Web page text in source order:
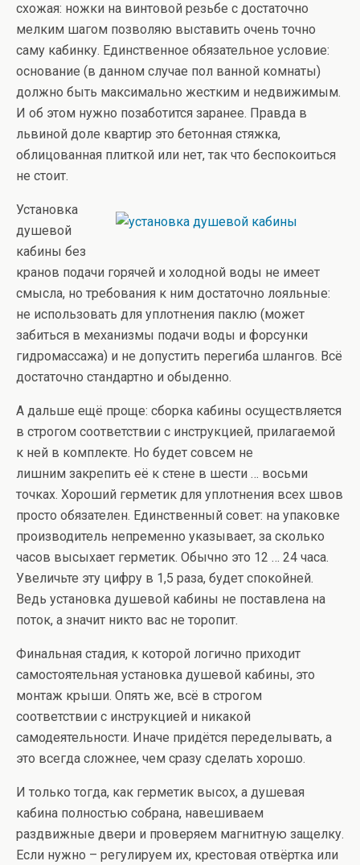
схожая: ножки на винтовой резьбе с достаточно
мелким шагом позволяю выставить очень точно
саму кабинку. Единственное обязательное условие:
основание (в данном случае пол ванной комнаты)
должно быть максимально жестким и недвижимым.
И об этом нужно позаботится заранее. Правда в
львиной доле квартир это бетонная стяжка,
облицованная плиткой или нет, так что беспокоиться
не стоит.
Установка
душевой
кабины без
кранов подачи горячей и холодной воды не имеет
смысла, но требования к ним достаточно лояльные:
не использовать для уплотнения паклю (может
забиться в механизмы подачи воды и форсунки
гидромассажа) и не допустить перегиба шлангов. Всё
достаточно стандартно и обыденно.
А дальше ещё проще: сборка кабины осуществляется
в строгом соответствии с инструкцией, прилагаемой
к ней в комплекте. Но будет совсем не
лишним закрепить её к стене в шести … восьми
точках. Хороший герметик для уплотнения всех швов
просто обязателен. Единственный совет: на упаковке
производитель непременно указывает, за сколько
часов высыхает герметик. Обычно это 12 … 24 часа.
Увеличьте эту цифру в 1,5 раза, будет спокойней.
Ведь установка душевой кабины не поставлена на
поток, а значит никто вас не торопит.
Финальная стадия, к которой логично приходит
самостоятельная установка душевой кабины, это
монтаж крыши. Опять же, всё в строгом
соответствии с инструкцией и никакой
самодеятельности. Иначе придётся переделывать, а
это всегда сложнее, чем сразу сделать хорошо.
И только тогда, как герметик высох, а душевая
кабина полностью собрана, навешиваем
раздвижные двери и проверяем магнитную защелку.
Если нужно – регулируем их, крестовая отвёртка или